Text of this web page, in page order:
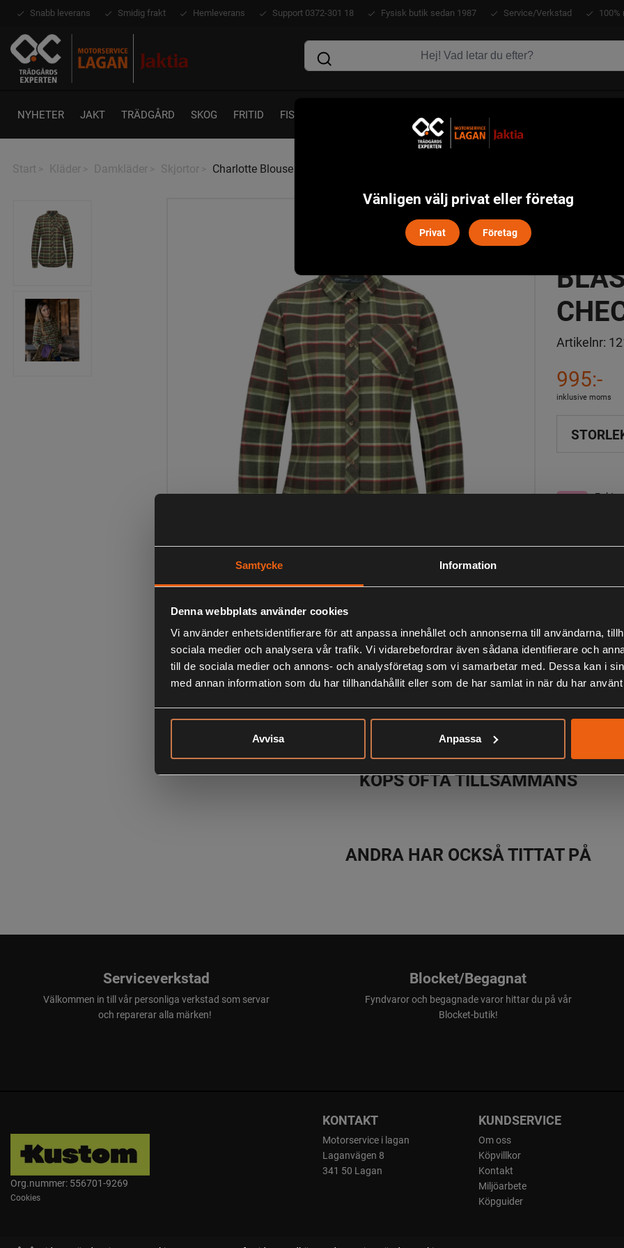
Samtycke Information
Denna webbplats använder cookies
Vi använder enhetsidentifierare för att anpassa innehållet och annonserna till användarna,
sociala medier och analysera vår trafik. Vi vidarebefordrar även sådana identifierare och
till de sociala medier och annons- och analysföretag som vi samarbetar med. Dessa kan i
med annan information som du har tillhandahållit eller som de har samlat in när du har
Avvisa Anpassa
Snabb leverans Smidig frakt Hemleverans Support 0372-301 18 Fysisk butik sedan 1987 Service/Verkstad 100%
NYHETER JAKT TRÄDGÅRD SKOG FRITID FISKE
Start > Kläder > Damkläder > Skjortor > Charlotte Blouse Dam Blaser - Olive/Red Checked
Artikelnr:
995:-
inklusive moms
Observera att
Beskrivning
LIKNANDE PRODUKTER
KÖPS OFTA TILLSAMMANS
ANDRA HAR OCKSÅ TITTAT PÅ
Serviceverkstad
Välkommen in till vår personliga verkstad som servar
och reparerar alla märken!
Blocket/Begagnat
Fyndvaror och begagnade varor hittar du på vår
Blocket-butik!
Org.nummer: 556701-9269
Cookies
KONTAKT
Motorservice i lagan
Laganvägen 8
341 50 Lagan
KUNDSERVICE
Om oss
Köpvillkor
Kontakt
Miljöarbete
Köpguider
Vänligen välj privat eller företag
Privat Företag